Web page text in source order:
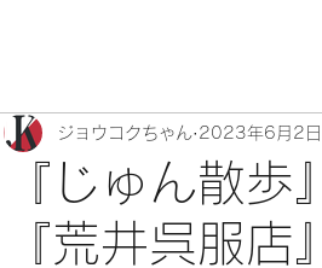
『じゅん散
『荒井呉服店
ジョウコクちゃん 2023年6月2日